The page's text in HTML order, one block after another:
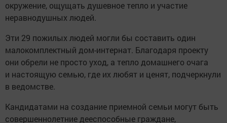
окружение, ощущать душевное тепло и участие
неравнодушных людей.
Эти 29 пожилых людей могли бы составить один
малокомплектный дом-интернат. Благодаря проекту
они обрели не просто уход, а тепло домашнего очага
и настоящую семью, где их любят и ценят, подчеркнули
в ведомстве.
Кандидатами на создание приемной семьи могут быть
совершеннолетние дееспособные граждане,